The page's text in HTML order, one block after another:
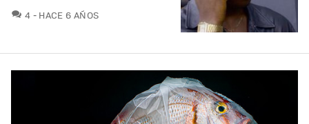
4 COMENTARIOS
HACE 6 AÑOS